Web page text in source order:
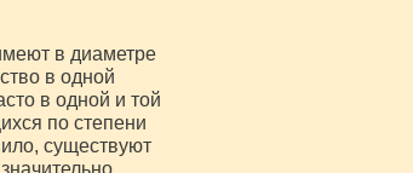
в диаметре
в одной
в одной и той
по степени
существуют